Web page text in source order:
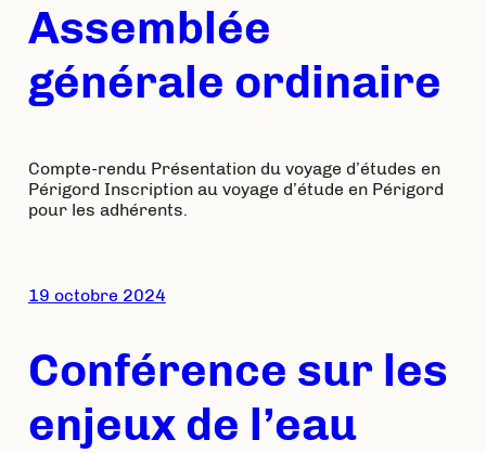
Assemblée
générale ordinaire
Compte-rendu Présentation du voyage d’études en
Périgord Inscription au voyage d’étude en Périgord
pour les adhérents.
19 octobre 2024
Conférence sur les
enjeux de l’eau